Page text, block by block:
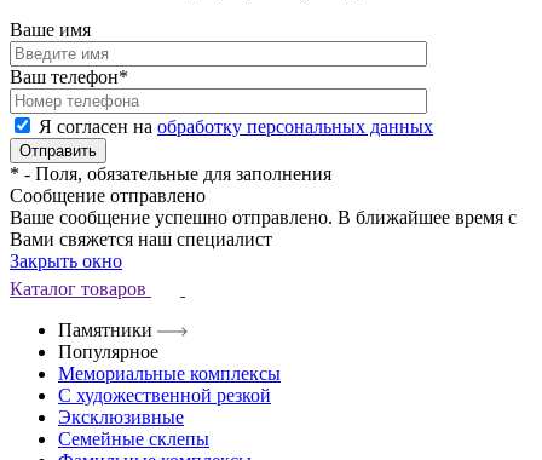
Ваше имя
Ваш телефон*
Я согласен на обработку персональных данных
* - Поля, обязательные для заполнения
Сообщение отправлено
Ваше сообщение успешно отправлено. В ближайшее время с
Вами свяжется наш специалист
Закрыть окно
Каталог товаров
Памятники
Популярное
Мемориальные комплексы
С художественной резкой
Эксклюзивные
Семейные склепы